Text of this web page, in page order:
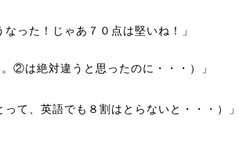
なった！じゃあ７０点は堅いね！」
②は絶対違うと思ったのに・・・）」
って、英語でも８割はとらないと・・・）